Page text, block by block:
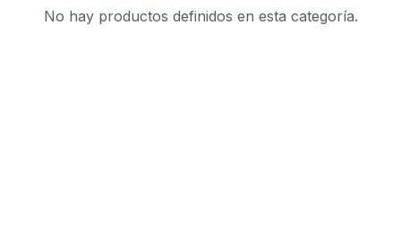
No hay productos definidos en esta categoría.